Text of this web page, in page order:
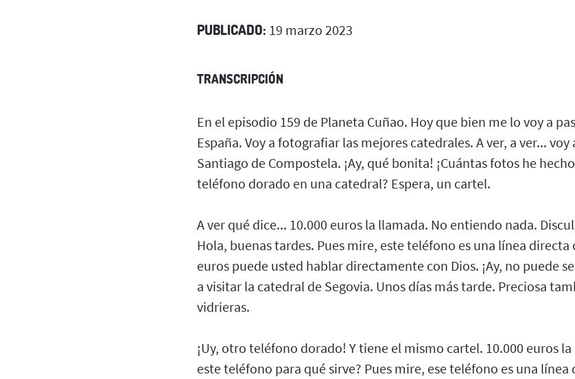
PUBLICADO: 19 marzo 2023
TRANSCRIPCIÓN
En el episodio 159 de Planeta Cuñao. Hoy que bien me lo voy a
España. Voy a fotografiar las mejores catedrales. A ver, a ver...
Santiago de Compostela. ¡Ay, qué bonita! ¡Cuántas fotos he
teléfono dorado en una catedral? Espera, un cartel.
A ver qué dice... 10.000 euros la llamada. No entiendo nada.
Hola, buenas tardes. Pues mire, este teléfono es una línea directa
euros puede usted hablar directamente con Dios. ¡Ay, no puede
a visitar la catedral de Segovia. Unos días más tarde. Preciosa
vidrieras.
¡Uy, otro teléfono dorado! Y tiene el mismo cartel. 10.000 euros
este teléfono para qué sirve? Pues mire, ese teléfono es una